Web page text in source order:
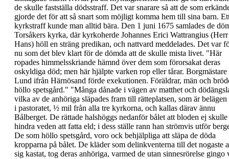
de skulle fastställa dödsstraff. Det var snarare så att de som
gjorde det för att så snart som möjligt komma hem till sina barn.
kyrkstraff kunde man alltid bära. Den 1 juni 1675 samlades de
Torsåkers kyrka, där kyrkoherde Johannes Erici Wattrangius (Herr
Hans) höll en sträng predikan, och nattvard meddelades. Det var
nu som det blev klart förde dömda att de skulle mista livet. "Här
ropades himmelsskriande hämnd över dem som förorsakat deras
oskyldiga död; men här hjälpte varken rop ellertårar. Borgmästare
Lund ifrån Härnösand förde exekutionen. Föräldrar, män och
höllo spetsgård." "Många dånade i vägen av matthet och
vilka av de anhöriga släpades fram till rätteplatsen, som är
i pastoratet, ½ mil från alla tre kyrkorna, och kallas därav ännu
Bålberget. De rättade halshöggs nedanför bålet att bloden ej skulle
hindra veden att fatta eld; i dess ställe rann han strömvis utför
De som höllo spetsgård, voro ock behjälpliga att släpa de döda
kropparna på bålet. De kläder som delinkventerna till det nogaste
sig kastat, tog deras anhöriga, varmed de utan sinnesrörelse gingo